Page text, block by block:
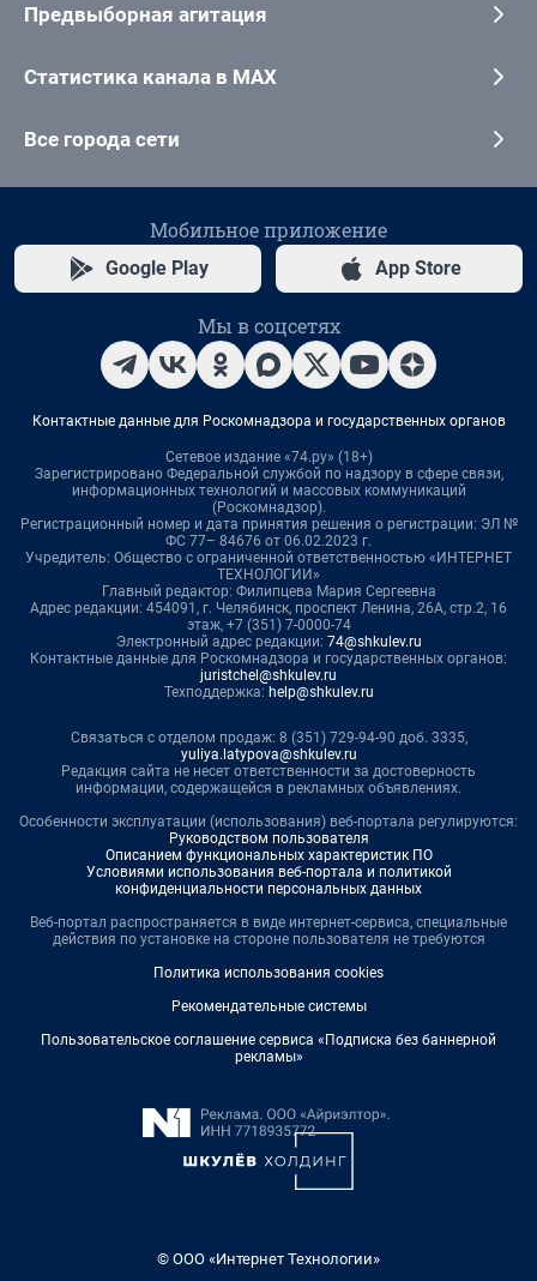
Предвыборная агитация
Статистика канала в MAX
Все города сети
Мобильное приложение
Google Play App Store
Мы в соцсетях
Контактные данные для Роскомнадзора и государственных органов
Сетевое издание «74.ру» (18+)
Зарегистрировано Федеральной службой по надзору в сфере связи,
информационных технологий и массовых коммуникаций
(Роскомнадзор).
Регистрационный номер и дата принятия решения о регистрации: ЭЛ №
ФС 77– 84676 от 06.02.2023 г.
Учредитель: Общество с ограниченной ответственностью «ИНТЕРНЕТ
ТЕХНОЛОГИИ»
Главный редактор: Филипцева Мария Сергеевна
Адрес редакции: 454091, г. Челябинск, проспект Ленина, 26А, стр.2, 16
этаж, +7 (351) 7-0000-74
Электронный адрес редакции: 74@shkulev.ru
Контактные данные для Роскомнадзора и государственных органов:
juristchel@shkulev.ru
Техподдержка: help@shkulev.ru
Связаться с отделом продаж: 8 (351) 729-94-90 доб. 3335,
yuliya.latypova@shkulev.ru
Редакция сайта не несет ответственности за достоверность
информации, содержащейся в рекламных объявлениях.
Особенности эксплуатации (использования) веб-портала регулируются:
Руководством пользователя
Описанием функциональных характеристик ПО
Условиями использования веб-портала и политикой
конфиденциальности персональных данных
Веб-портал распространяется в виде интернет-сервиса, специальные
действия по установке на стороне пользователя не требуются
Политика использования cookies
Рекомендательные системы
Пользовательское соглашение сервиса «Подписка без баннерной
рекламы»
© ООО «Интернет Технологии»